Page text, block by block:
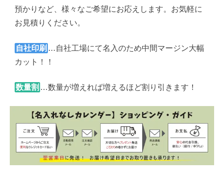
預かりなど、様々なご希望にお応えします。お気軽に
お見積りください。
自社印刷 …自社工場にて名入のため中間マージン大幅
カット！！
数量割 …数量が増えれば増えるほど割り引きます！